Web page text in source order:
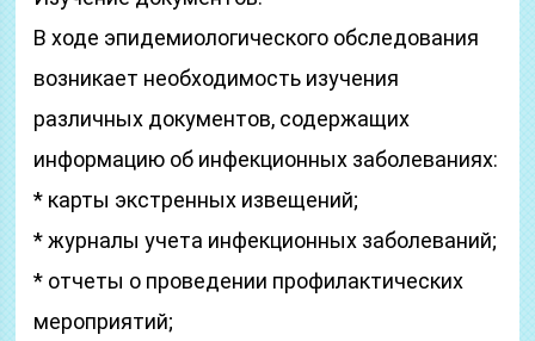
В ходе эпидемиологического обследования
возникает необходимость изучения
различных документов, содержащих
информацию об инфекционных заболеваниях:
* карты экстренных извещений;
* журналы учета инфекционных заболеваний;
* отчеты о проведении профилактических
мероприятий;